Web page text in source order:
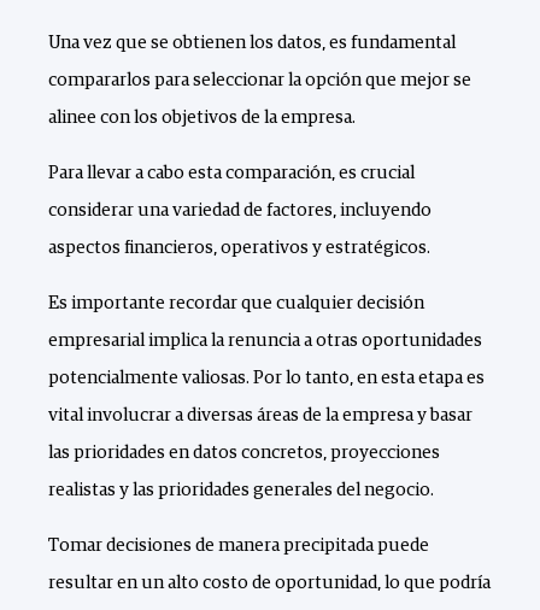
Una vez que se obtienen los datos, es fundamental
compararlos para seleccionar la opción que mejor se
alinee con los objetivos de la empresa.
Para llevar a cabo esta comparación, es crucial
considerar una variedad de factores, incluyendo
aspectos financieros, operativos y estratégicos.
Es importante recordar que cualquier decisión
empresarial implica la renuncia a otras oportunidades
potencialmente valiosas. Por lo tanto, en esta etapa es
vital involucrar a diversas áreas de la empresa y basar
las prioridades en datos concretos, proyecciones
realistas y las prioridades generales del negocio.
Tomar decisiones de manera precipitada puede
resultar en un alto costo de oportunidad, lo que podría